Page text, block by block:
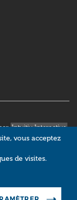
Intuitiv Interactive
vous acceptez
de visites.